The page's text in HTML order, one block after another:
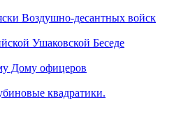
Воздушно-десантных войск
Ушаковской Беседе
Дому офицеров
квадратики.